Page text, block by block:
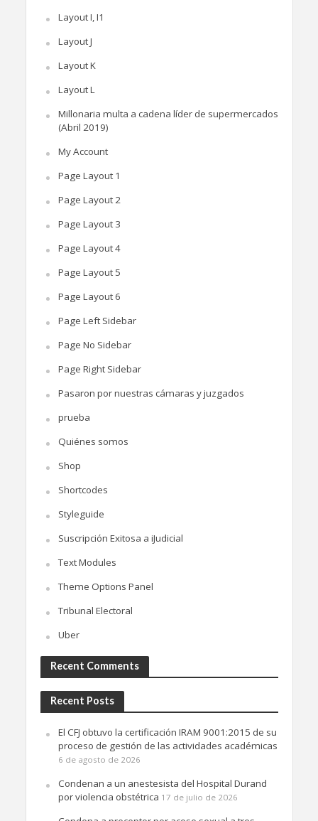
Layout I, I1
Layout J
Layout K
Layout L
Millonaria multa a cadena líder de supermercados
(Abril 2019)
My Account
Page Layout 1
Page Layout 2
Page Layout 3
Page Layout 4
Page Layout 5
Page Layout 6
Page Left Sidebar
Page No Sidebar
Page Right Sidebar
Pasaron por nuestras cámaras y juzgados
prueba
Quiénes somos
Shop
Shortcodes
Styleguide
Suscripción Exitosa a iJudicial
Text Modules
Theme Options Panel
Tribunal Electoral
Uber
Recent Comments
Recent Posts
El CFJ obtuvo la certificación IRAM 9001:2015 de su
proceso de gestión de las actividades académicas
6 de agosto de 2026
Condenan a un anestesista del Hospital Durand
por violencia obstétrica 17 de julio de 2026